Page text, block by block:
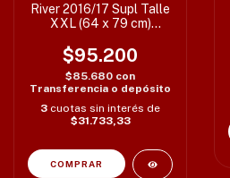
River 2016/17 Supl Talle
XXL (64 x 79 cm)
$95.200
$85.680 con
Transferencia o depósito
3 cuotas sin interés de
$31.733,33